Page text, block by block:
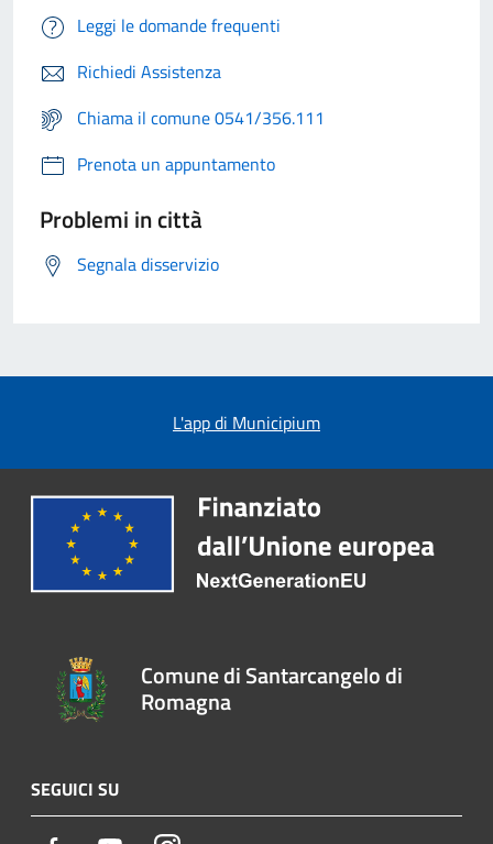
Leggi le domande frequenti
Richiedi Assistenza
Chiama il comune 0541/356.111
Prenota un appuntamento
Problemi in città
Segnala disservizio
L'app di Municipium
Comune di Santarcangelo di
Romagna
SEGUICI SU